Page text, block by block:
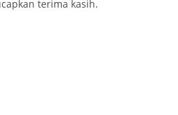
terima kasih.